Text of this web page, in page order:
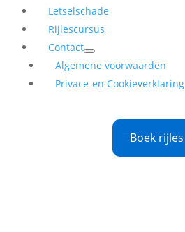
Letselschade
Rijlescursus
Contact
Algemene voorwaarden
Privace-en Cookieverklaring
Boek rijles